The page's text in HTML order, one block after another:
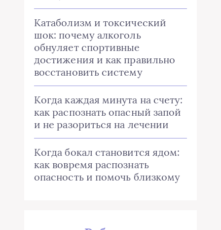
Катаболизм и токсический
шок: почему алкоголь
обнуляет спортивные
достижения и как правильно
восстановить систему
Когда каждая минута на счету:
как распознать опасный запой
и не разориться на лечении
Когда бокал становится ядом:
как вовремя распознать
опасность и помочь близкому